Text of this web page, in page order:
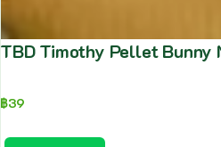
TBD Timothy Pellet
฿39